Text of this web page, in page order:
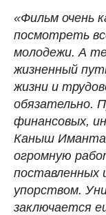
«Фильм очень
посмотреть
молодежи. А
жизненный
жизни и
обязательно.
финансовых,
Каныш
огромную
поставленных
упорством.
заключается